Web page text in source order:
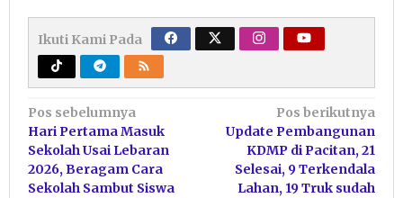
Ikuti Kami Pada
Navigasi
pos
Pos sebelumnya
Hari Pertama Masuk
Sekolah Usai Lebaran
2026, Beragam Cara
Sekolah Sambut Siswa
Pos berikutnya
Update Pembangunan
KDMP di Pacitan, 21
Selesai, 9 Terkendala
Lahan, 19 Truk sudah